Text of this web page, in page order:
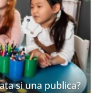
si una publica?